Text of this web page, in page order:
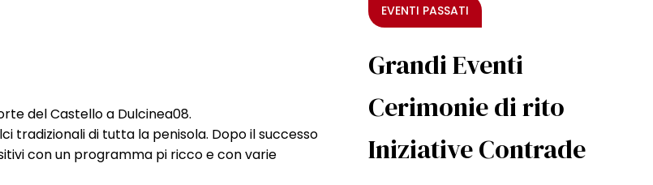
del Castello a Dulcinea08.
tradizionali di tutta la penisola. Dopo il successo
con un programma pi ricco e con varie
EVENTI PASSATI
Grandi Eventi
Cerimonie di rito
Iniziative Contrade